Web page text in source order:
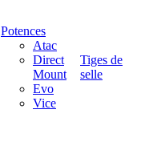
Potences
Atac
Direct
Mount
Evo
Vice
Tiges de
selle